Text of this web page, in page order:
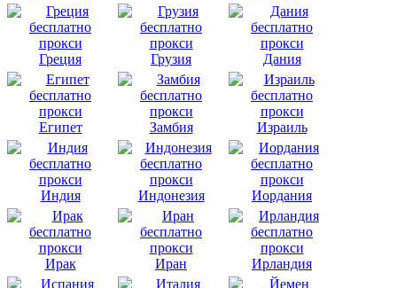
Греция Грузия Дания
Египет Замбия Израиль
Индия Индонезия Иордания
Ирак Иран Ирландия